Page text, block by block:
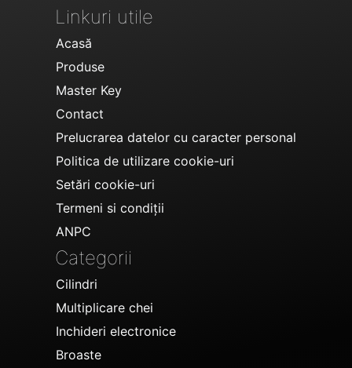
Linkuri utile
Acasă
Produse
Master Key
Contact
Prelucrarea datelor cu caracter personal
Politica de utilizare cookie-uri
Setări cookie-uri
Termeni si condiții
ANPC
Categorii
Cilindri
Multiplicare chei
Inchideri electronice
Broaste